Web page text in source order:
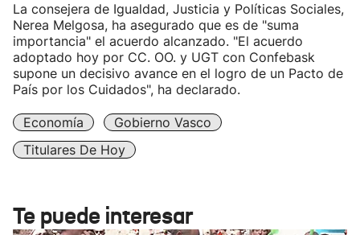
La consejera de Igualdad, Justicia y Políticas Sociales,
Nerea Melgosa, ha asegurado que es de "suma
importancia" el acuerdo alcanzado. "El acuerdo
adoptado hoy por CC. OO. y UGT con Confebask
supone un decisivo avance en el logro de un Pacto de
País por los Cuidados", ha declarado.
Economía
Gobierno Vasco
Titulares De Hoy
Te puede interesar